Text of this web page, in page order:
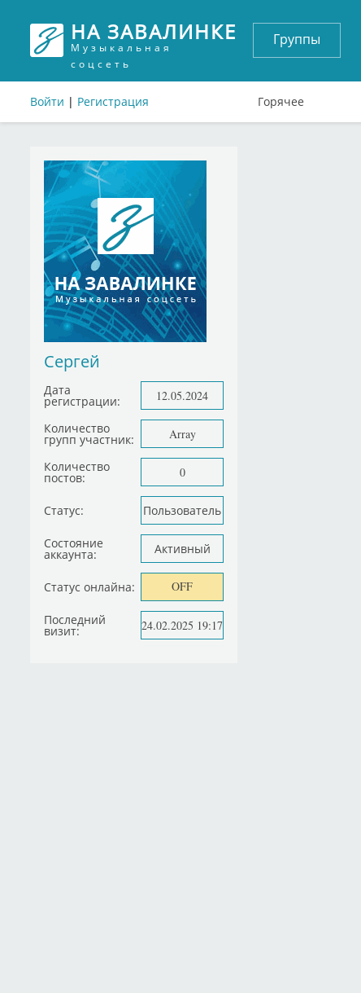
НА ЗАВАЛИНКЕ
Музыкальная
соцсеть
Войти | Регистрация
Группы
Горячее
Сергей
Дата
регистрации: 12.05.2024
Количество
групп участник: Array
Количество
постов: 0
Статус: Пользователь
Состояние
аккаунта: Активный
Статус онлайна: OFF
Последний
визит: 24.02.2025 19:17